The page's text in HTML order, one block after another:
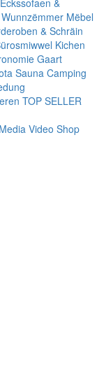
Eckssofaen &
Wunnzëmmer Mëbel
& Schräin
Kichen
Gaart
Sauna Camping
TOP SELLER
Video Shop